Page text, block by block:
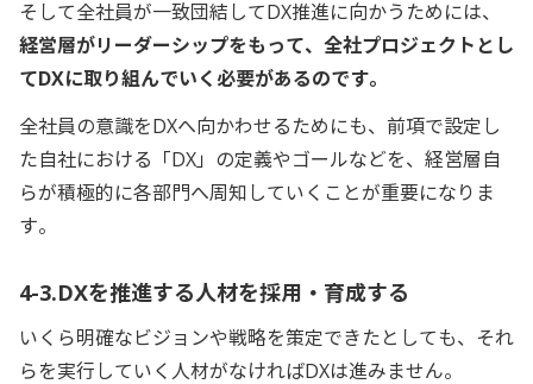
そして全社員が一致団結してDX推進に向かうためには、
経営層がリーダーシップをもって、全社プロジェクトとし
てDXに取り組んでいく必要があるのです。
全社員の意識をDXへ向かわせるためにも、前項で設定し
た自社における「DX」の定義やゴールなどを、経営層自
らが積極的に各部門へ周知していくことが重要になりま
す。
4-3.DXを推進する人材を採用・育成する
いくら明確なビジョンや戦略を策定できたとしても、それ
らを実行していく人材がなければDXは進みません。